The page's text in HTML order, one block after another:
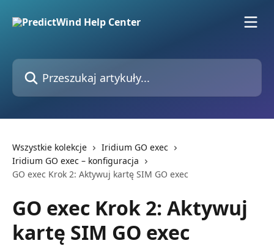
Przeszukaj artykuły...
Wszystkie kolekcje
Iridium GO exec
Iridium GO exec – konfiguracja
GO exec Krok 2: Aktywuj kartę SIM GO exec
GO exec Krok 2: Aktywuj
kartę SIM GO exec